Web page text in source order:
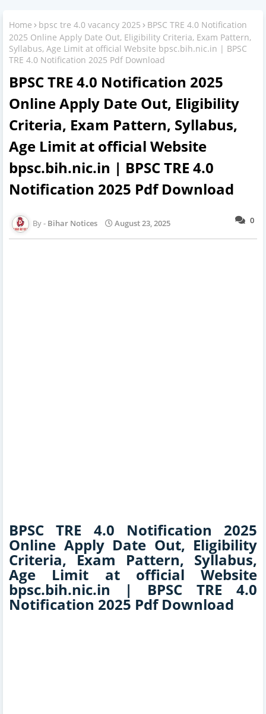
Home bpsc tre 4.0 vacancy 2025
BPSC TRE 4.0 Notification
2025 Online Apply Date Out, Eligibility Criteria, Exam Pattern,
Syllabus, Age Limit at official Website bpsc.bih.nic.in | BPSC
TRE 4.0 Notification 2025 Pdf Download
BPSC TRE 4.0 Notification 2025
Online Apply Date Out, Eligibility
Criteria, Exam Pattern, Syllabus,
Age Limit at official Website
bpsc.bih.nic.in | BPSC TRE 4.0
Notification 2025 Pdf Download
0
Bihar Notices August 23, 2025
BPSC TRE 4.0 Notification 2025
Online Apply Date Out, Eligibility
Criteria, Exam Pattern, Syllabus,
Age Limit at official Website
bpsc.bih.nic.in | BPSC TRE 4.0
Notification 2025 Pdf Download